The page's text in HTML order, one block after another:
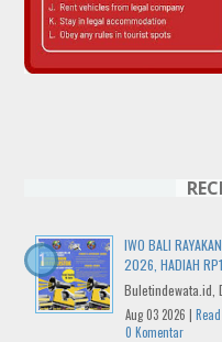
IWO BALI
2026, HADIAH
Buletindewata.id,
Aug 03 2026 |
0 Komentar